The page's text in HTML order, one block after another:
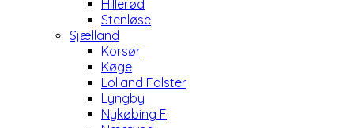
Hillerød
Stenløse
Sjælland
Korsør
Køge
Lolland Falster
Lyngby
Nykøbing F